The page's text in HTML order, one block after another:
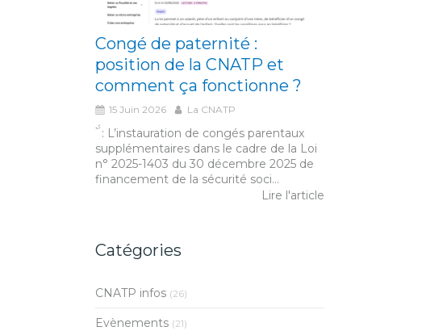
Congé de paternité :
position de la CNATP et
comment ça fonctionne ?
15 Juin 2026 La CNATP
́́ ̀ : L’instauration de congés parentaux
supplémentaires dans le cadre de la Loi
n° 2025-1403 du 30 décembre 2025 de
financement de la sécurité soci...
Lire l'article
Catégories
CNATP infos (26)
Evènements (21)